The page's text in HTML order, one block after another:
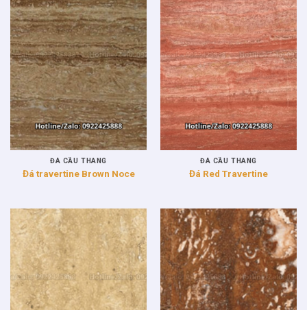
ĐÁ CẦU THANG
Đá travertine Brown Noce
ĐÁ CẦU THANG
Đá Red Travertine